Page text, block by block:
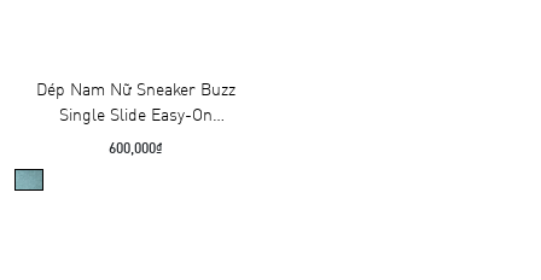
Dép Nam Nữ Sneaker Buzz
Single Slide Easy-On
3SBU234408
600,000₫